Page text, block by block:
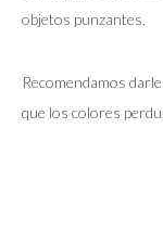
objetos punzantes.
Recomendamos
que los colores